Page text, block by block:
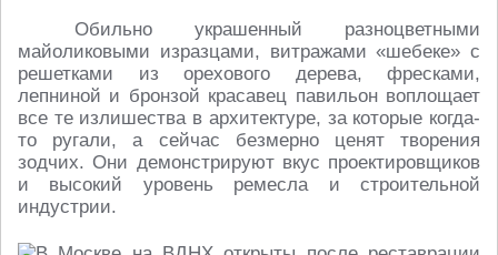
Обильно украшенный разноцветными
майоликовыми изразцами, витражами «шебеке» с
решетками из орехового дерева, фресками,
лепниной и бронзой красавец павильон воплощает
все те излишества в архитектуре, за которые когда-
то ругали, а сейчас безмерно ценят творения
зодчих. Они демонстрируют вкус проектировщиков
и высокий уровень ремесла и строительной
индустрии.